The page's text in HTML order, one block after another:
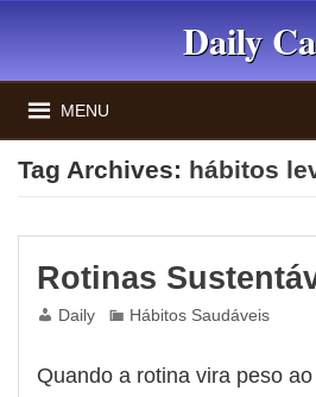
Daily
MENU
Tag Archives: hábitos
Rotinas
Daily Hábitos Saudáveis
Quando a rotina vira peso